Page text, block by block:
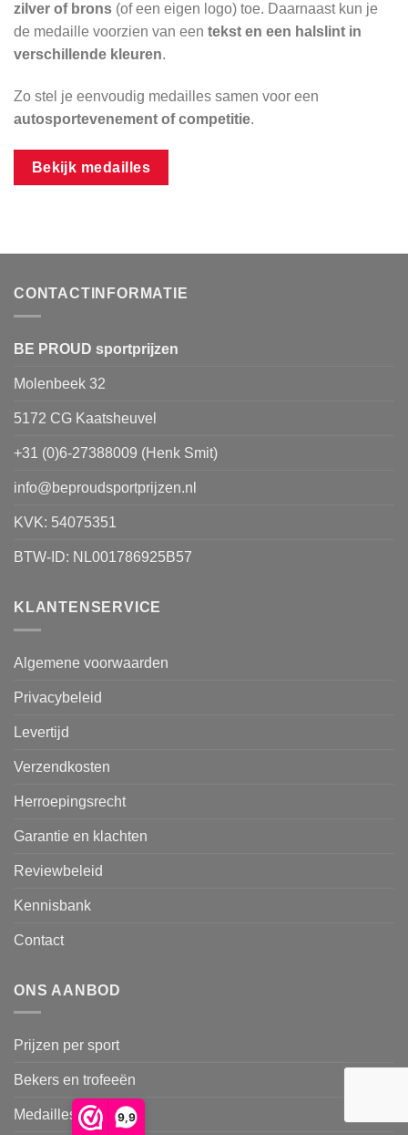
9,9
zilver of brons (of een eigen logo) toe. Daarnaast kun je
de medaille voorzien van een tekst en een halslint in
verschillende kleuren.
Zo stel je eenvoudig medailles samen voor een
autosportevenement of competitie.
Bekijk medailles
CONTACTINFORMATIE
BE PROUD sportprijzen
Molenbeek 32
5172 CG Kaatsheuvel
+31 (0)6-27388009 (Henk Smit)
info@beproudsportprijzen.nl
KVK: 54075351
BTW-ID: NL001786925B57
KLANTENSERVICE
Algemene voorwaarden
Privacybeleid
Levertijd
Verzendkosten
Herroepingsrecht
Garantie en klachten
Reviewbeleid
Kennisbank
Contact
ONS AANBOD
Prijzen per sport
Bekers en trofeeën
Medailles